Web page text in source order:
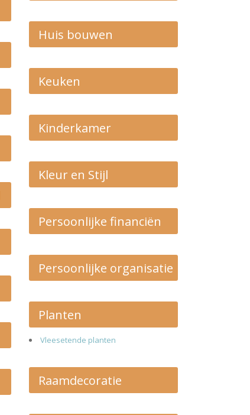
Huis bouwen
Keuken
Kinderkamer
Kleur en Stijl
Persoonlijke financiën
Persoonlijke organisatie
Planten
Vleesetende planten
Raamdecoratie